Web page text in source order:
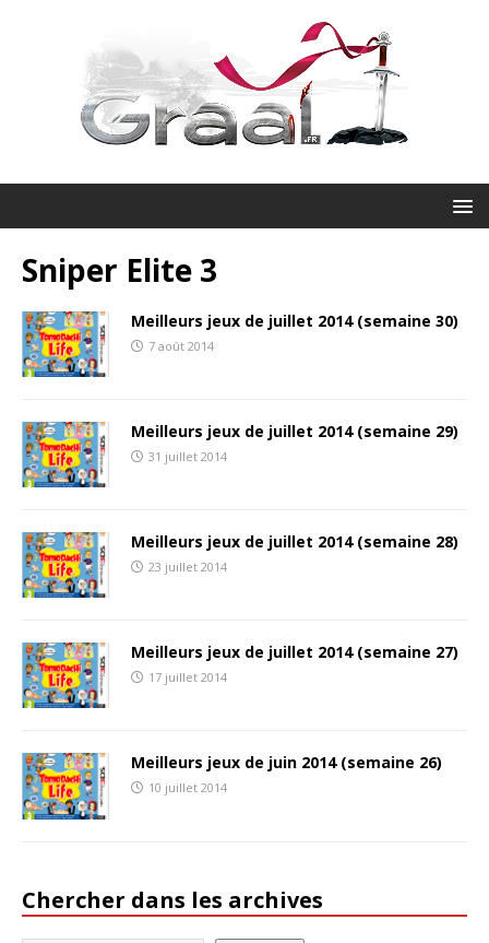
Sniper Elite 3
Meilleurs jeux de juillet 2014 (semaine 30)
7 août 2014
Meilleurs jeux de juillet 2014 (semaine 29)
31 juillet 2014
Meilleurs jeux de juillet 2014 (semaine 28)
23 juillet 2014
Meilleurs jeux de juillet 2014 (semaine 27)
17 juillet 2014
Meilleurs jeux de juin 2014 (semaine 26)
10 juillet 2014
Chercher dans les archives